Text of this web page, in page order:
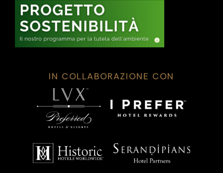
IN COLLABORAZIONE CON